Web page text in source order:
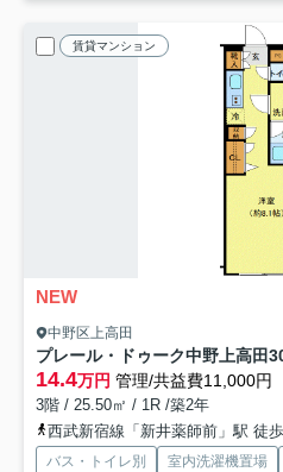
賃貸マンション
NEW
中野区上高田
プレール・ドゥーク中野上高田
14.4万円 管理/共益費11,000円
3階 / 25.50㎡ / 1R /築2年
西武新宿線「新井薬師前」駅 徒
バス・トイレ別 室内洗濯機置場